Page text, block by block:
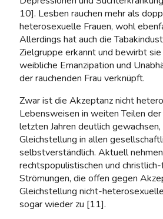
10]. Lesben rauchen mehr als
heterosexuelle Frauen, wohl
Allerdings hat auch die
Zielgruppe erkannt und bewirbt
weibliche Emanzipation und
der rauchenden Frau verknüpft.
Zwar ist die Akzeptanz nicht
Lebensweisen in weiten Teilen
letzten Jahren deutlich
Gleichstellung in allen
selbstverständlich. Aktuell
rechtspopulistischen und
Strömungen, die offen gegen
Gleichstellung nicht-
sogar wieder zu [11].